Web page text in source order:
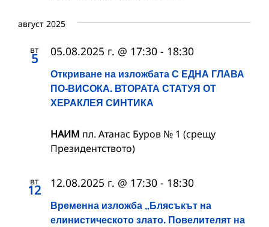
август 2025
вт
5
Откриване на изложбата С ЕДНА ГЛАВА
ПО-ВИСОКА. ВТОРАТА СТАТУЯ ОТ
ХЕРАКЛЕЯ СИНТИКА
05.08.2025 г. @ 17:30 - 18:30
НАИМ пл. Атанас Буров № 1 (срещу
Президентството)
вт
12
Временна изложба „Блясъкът на
елинистическото злато. Повелителят на
12.08.2025 г. @ 17:30 - 18:30